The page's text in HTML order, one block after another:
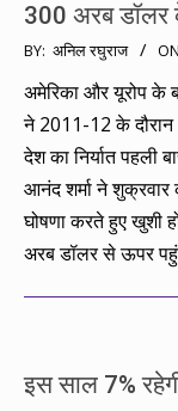
300 अरब डॉलर
2012-
04-
13
BY: अनिल रघुराज
अमेरिका और यूरोप के
ने 2011-12 के दौरान
देश का निर्यात पहली
आनंद शर्मा ने शुक्रवार
घोषणा करते हुए खुशी
अरब डॉलर से ऊपर
इस साल 7%